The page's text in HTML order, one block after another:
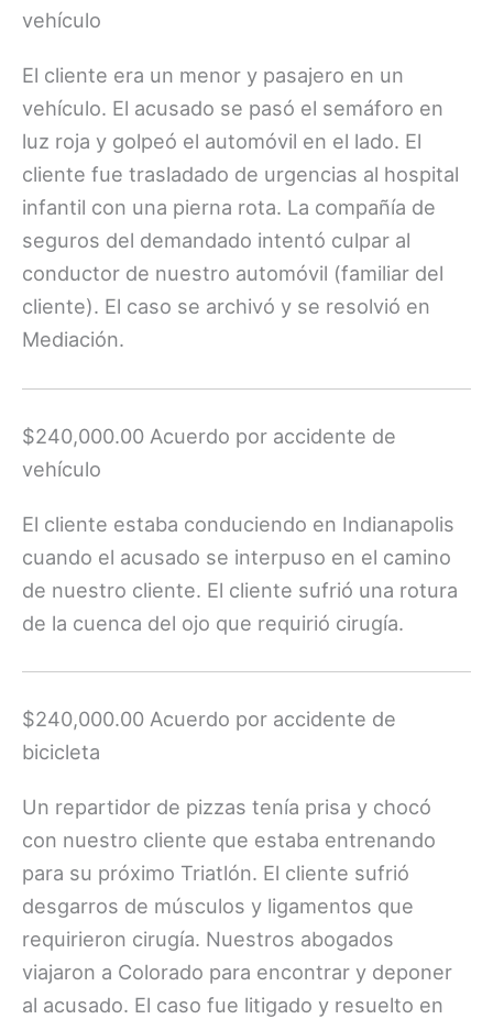
vehículo
El cliente era un menor y pasajero en un
vehículo. El acusado se pasó el semáforo en
luz roja y golpeó el automóvil en el lado. El
cliente fue trasladado de urgencias al hospital
infantil con una pierna rota. La compañía de
seguros del demandado intentó culpar al
conductor de nuestro automóvil (familiar del
cliente). El caso se archivó y se resolvió en
Mediación.
$240,000.00 Acuerdo por accidente de
vehículo
El cliente estaba conduciendo en Indianapolis
cuando el acusado se interpuso en el camino
de nuestro cliente. El cliente sufrió una rotura
de la cuenca del ojo que requirió cirugía.
$240,000.00 Acuerdo por accidente de
bicicleta
Un repartidor de pizzas tenía prisa y chocó
con nuestro cliente que estaba entrenando
para su próximo Triatlón. El cliente sufrió
desgarros de músculos y ligamentos que
requirieron cirugía. Nuestros abogados
viajaron a Colorado para encontrar y deponer
al acusado. El caso fue litigado y resuelto en